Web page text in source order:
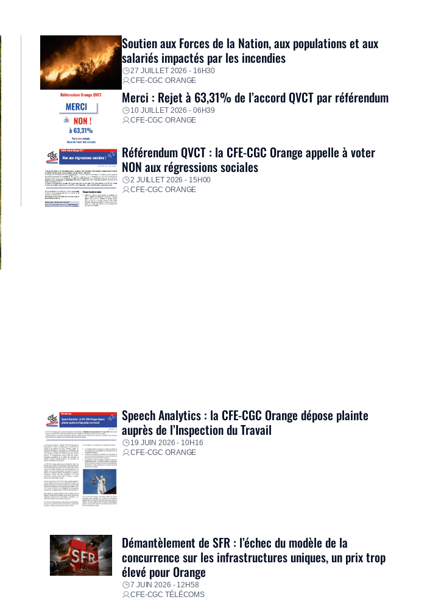
Soutien aux Forces de la Nation, aux populations et aux
salariés impactés par les incendies
27 JUILLET 2026 - 16H30
CFE-CGC ORANGE
Merci : Rejet à 63,31% de l’accord QVCT par référendum
10 JUILLET 2026 - 06H39
CFE-CGC ORANGE
Référendum QVCT : la CFE-CGC Orange appelle à voter
NON aux régressions sociales
2 JUILLET 2026 - 15H00
CFE-CGC ORANGE
Speech Analytics : la CFE-CGC Orange dépose plainte
auprès de l’Inspection du Travail
19 JUIN 2026 - 10H16
CFE-CGC ORANGE
Démantèlement de SFR : l’échec du modèle de la
concurrence sur les infrastructures uniques, un prix trop
élevé pour Orange
7 JUIN 2026 - 12H58
CFE-CGC TÉLÉCOMS